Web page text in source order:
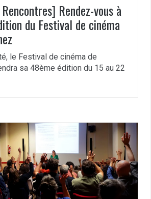
Rendez-vous à
du Festival de cinéma
le Festival de cinéma de
sa 48ème édition du 15 au 22